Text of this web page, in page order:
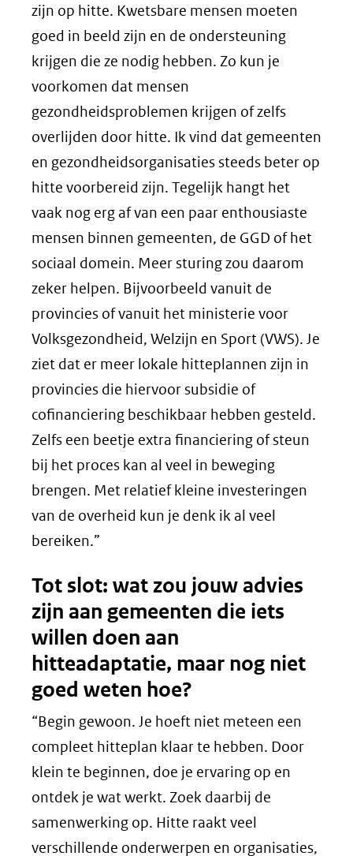
zijn op hitte. Kwetsbare mensen moeten
goed in beeld zijn en de ondersteuning
krijgen die ze nodig hebben. Zo kun je
voorkomen dat mensen
gezondheidsproblemen krijgen of zelfs
overlijden door hitte. Ik vind dat gemeenten
en gezondheidsorganisaties steeds beter op
hitte voorbereid zijn. Tegelijk hangt het
vaak nog erg af van een paar enthousiaste
mensen binnen gemeenten, de GGD of het
sociaal domein. Meer sturing zou daarom
zeker helpen. Bijvoorbeeld vanuit de
provincies of vanuit het ministerie voor
Volksgezondheid, Welzijn en Sport (VWS). Je
ziet dat er meer lokale hitteplannen zijn in
provincies die hiervoor subsidie of
cofinanciering beschikbaar hebben gesteld.
Zelfs een beetje extra financiering of steun
bij het proces kan al veel in beweging
brengen. Met relatief kleine investeringen
van de overheid kun je denk ik al veel
bereiken.”
Tot slot: wat zou jouw advies
zijn aan gemeenten die iets
willen doen aan
hitteadaptatie, maar nog niet
goed weten hoe?
“Begin gewoon. Je hoeft niet meteen een
compleet hitteplan klaar te hebben. Door
klein te beginnen, doe je ervaring op en
ontdek je wat werkt. Zoek daarbij de
samenwerking op. Hitte raakt veel
verschillende onderwerpen en organisaties,